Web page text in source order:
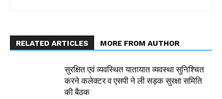
RELATED ARTICLES MORE FROM AUTHOR
सुरक्षित एवं व्यवस्थित यातायात व्यवस्था सुनिश्चित
करने कलेक्टर व एसपी ने ली सड़क सुरक्षा समिति
की बैठक